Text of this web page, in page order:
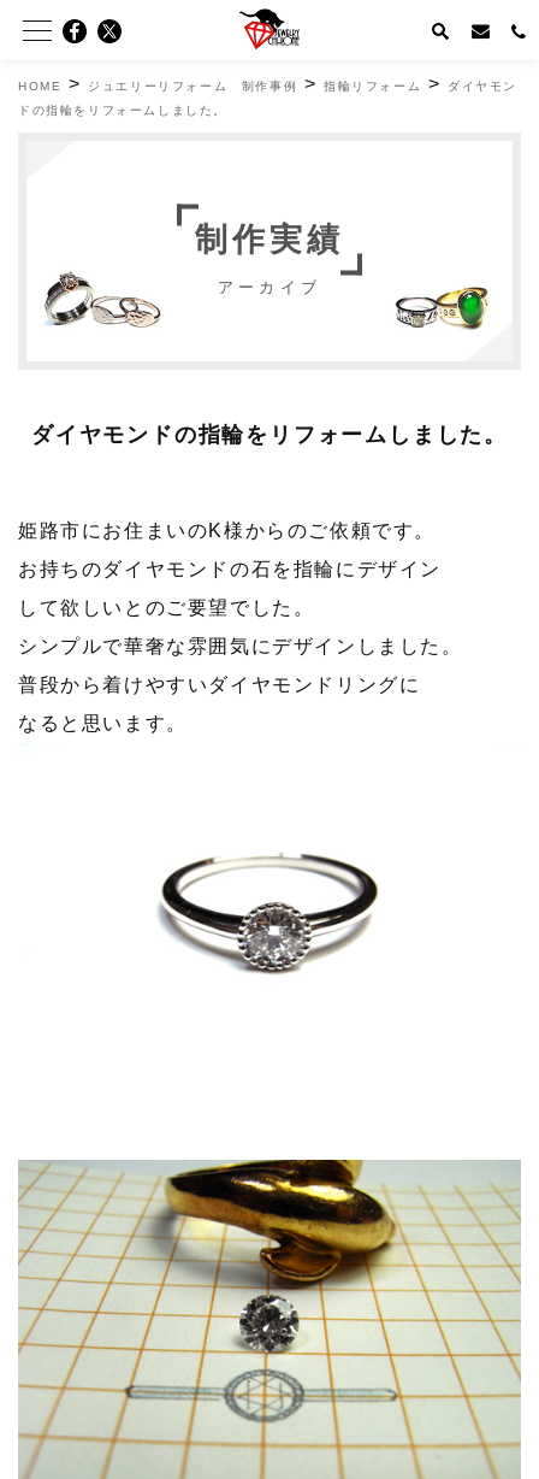
HOME > ジュエリーリフォーム 制作事例 >指輪リフォーム >
ダイヤモン
ドの指輪をリフォームしました。
制作実績
アーカイブ
ダイヤモンドの指輪をリフォームしました。
姫路市にお住まいのK様からのご依頼です。
お持ちのダイヤモンドの石を指輪にデザイン
して欲しいとのご要望でした。
シンプルで華奢な雰囲気にデザインしました。
普段から着けやすいダイヤモンドリングに
なると思います。